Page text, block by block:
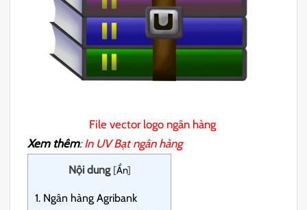
File vector logo ngân hàng
Xem thêm:In UV Bạt ngân hàng
Nội dung [Ẩn]
1. Ngân hàng Agribank